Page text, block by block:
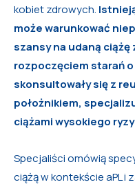
kobiet zdrowych.
może warunkować
szansy na udaną ciążę
rozpoczęciem starań
skonsultowały się z
położnikiem,
ciążami wysokiego
Specjaliści omówią
ciążą w kontekście aPL i